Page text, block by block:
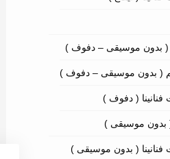
( بدون موسيقى – دفوف )
( بدون موسيقى – دفوف )
( دفوف )
( بدون موسيقى )
( بدون موسيقى )